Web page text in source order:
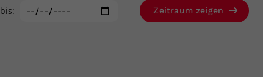
bis: Zeitraum zeigen
Ihrer vorgenommen Einstellungen, falls der